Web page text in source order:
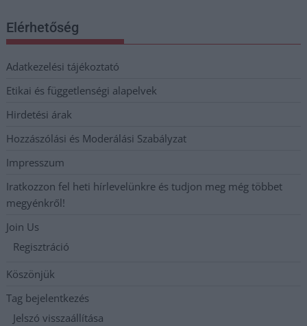
Elérhetőség
Adatkezelési tájékoztató
Etikai és függetlenségi alapelvek
Hirdetési árak
Hozzászólási és Moderálási Szabályzat
Impresszum
Iratkozzon fel heti hírlevelünkre és tudjon meg még többet
megyénkről!
Join Us
Regisztráció
Köszönjük
Tag bejelentkezés
Jelszó visszaállítása